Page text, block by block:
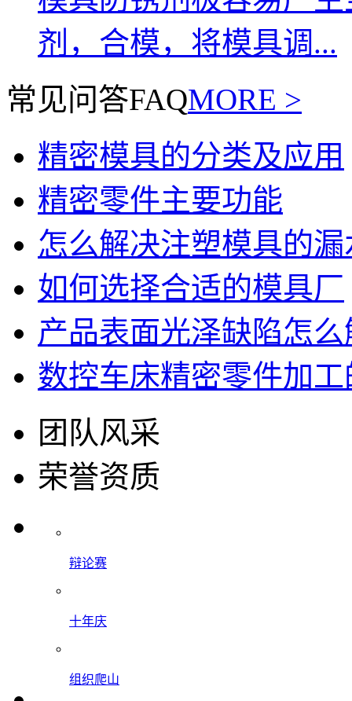
剂，合模，将模具调...
常见问答FAQMORE >
精密模具的分类及应用
精密零件主要功能
怎么解决注塑模具的
如何选择合适的模具厂
产品表面光泽缺陷怎
数控车床精密零件加工
团队风采
荣誉资质
辩论赛
十年庆
组织爬山